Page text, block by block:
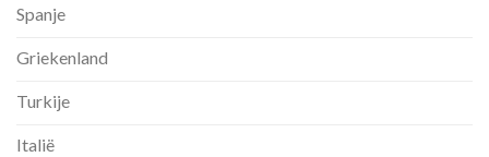
Spanje
Griekenland
Turkije
Italië